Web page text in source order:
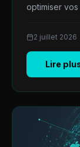
optimiser
2 juillet 2026
Lire